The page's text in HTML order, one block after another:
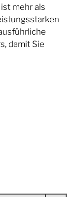
mehr als
damit Sie